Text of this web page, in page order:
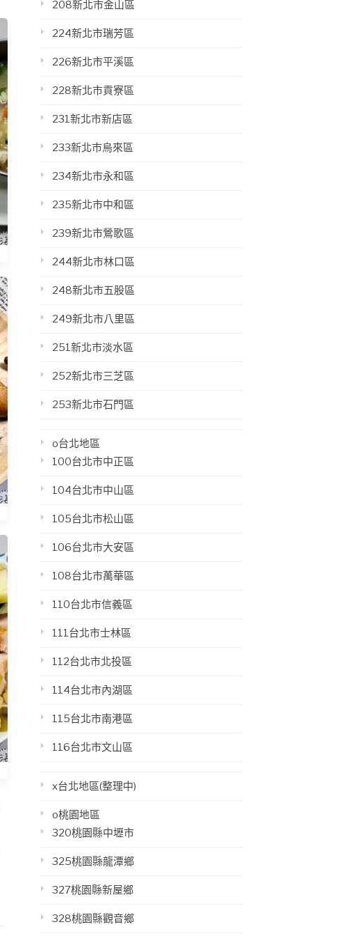
208新北市金山區
224新北市瑞芳區
226新北市平溪區
228新北市貢寮區
231新北市新店區
233新北市烏來區
234新北市永和區
235新北市中和區
239新北市鶯歌區
244新北市林口區
248新北市五股區
249新北市八里區
251新北市淡水區
252新北市三芝區
253新北市石門區
o台北地區
100台北市中正區
104台北市中山區
105台北市松山區
106台北市大安區
108台北市萬華區
110台北市信義區
111台北市士林區
112台北市北投區
114台北市內湖區
115台北市南港區
116台北市文山區
x台北地區(整理中)
o桃園地區
320桃園縣中壢市
325桃園縣龍潭鄉
327桃園縣新屋鄉
328桃園縣觀音鄉